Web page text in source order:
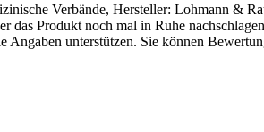
Verbände, Hersteller: Lohmann &
das Produkt noch mal in Ruhe
unterstützen. Sie können